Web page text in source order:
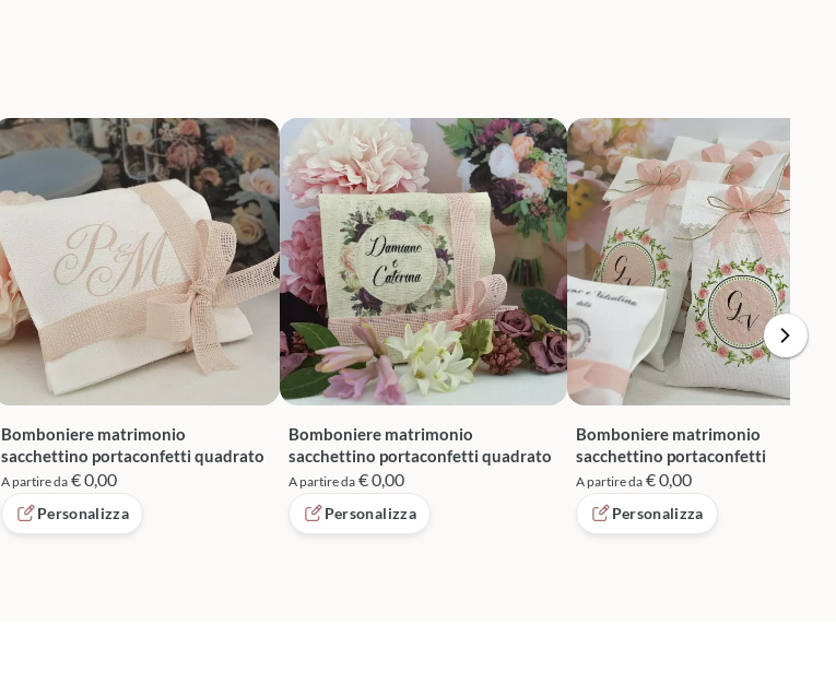
Bomboniere matrimonio
sacchettino portaconfetti quadrato
A partire da€ 0,00
Personalizza
Bomboniere matrimonio
sacchettino portaconfetti quadrato
A partire da€ 0,00
Personalizza
Bomboniere matrimonio
sacchettino portaconfetti
A partire da€ 0,00
Personalizza